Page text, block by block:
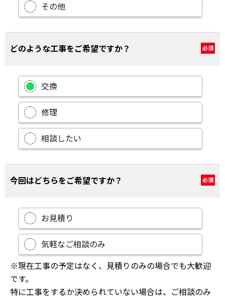
その他
どのような工事をご希望ですか？ 必須
交換
修理
相談したい
今回はどちらをご希望ですか？ 必須
お見積り
気軽なご相談のみ
※現在工事の予定はなく、見積りのみの場合でも大歓迎
です。
特に工事をするか決められていない場合は、ご相談のみ